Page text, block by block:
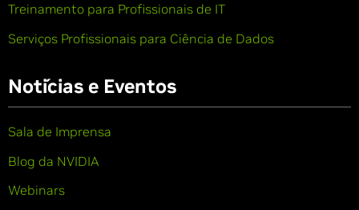
Treinamento para Profissionais de IT
Serviços Profissionais para Ciência de Dados
Notícias e Eventos
Sala de Imprensa
Blog da NVIDIA
Webinars